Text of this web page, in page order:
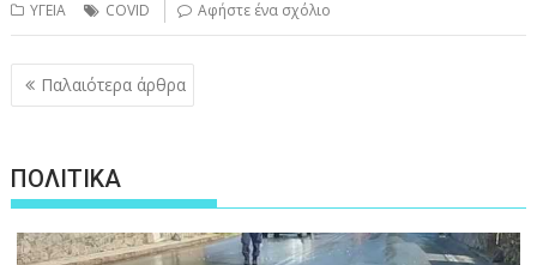
ΥΓΕΙΑ COVID Αφήστε ένα σχόλιο
Πλοήγηση
άρθρων
Παλαιότερα άρθρα
ΠΟΛΙΤΙΚΑ